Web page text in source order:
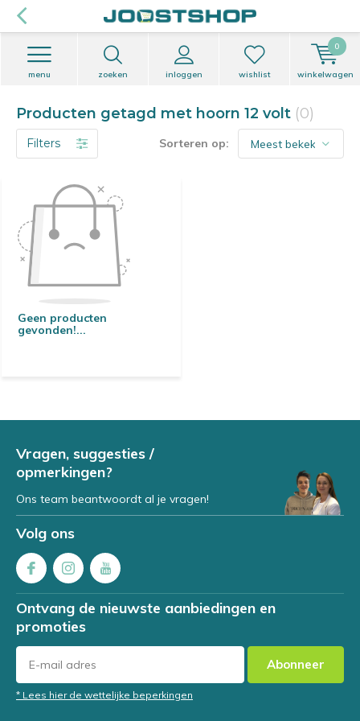
zoeken inloggen
menu wishlist winkelwagen
0
Producten getagd met hoorn 12 volt (0)
Filters Sorteren op:
Geen producten
gevonden!...
Vragen, suggesties /
opmerkingen?
Ons team beantwoordt al je vragen!
Volg ons
Ontvang de nieuwste aanbiedingen en
promoties
Abonneer
* Lees hier de wettelijke beperkingen